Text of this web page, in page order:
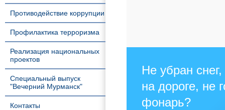
Противодействие коррупции
Профилактика терроризма
Реализация национальных
проектов
Специальный выпуск
"Вечерний Мурманск"
Контакты
Не убран
на дороге, не
фонарь?